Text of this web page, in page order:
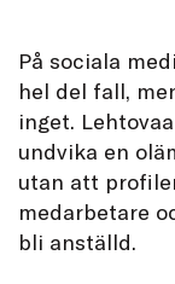
På sociala
hel del fall,
inget.
undvika en
utan att
medarbetare
bli anställd.